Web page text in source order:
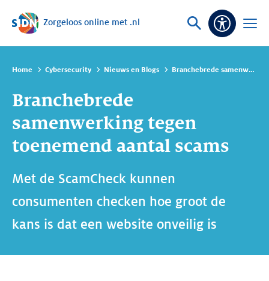
Sla navigatie over
Zorgeloos online met .nl
Vraag
Open
Home Cybersecurity Nieuws en Blogs Branchebrede samenwerking tegen toenemend aantal scams
Branchebrede
samenwerking tegen
toenemend aantal scams
Met de ScamCheck kunnen
consumenten checken hoe groot de
kans is dat een website onveilig is